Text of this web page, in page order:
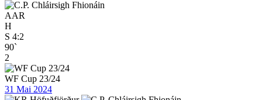
AAR
H
S 4:2
90`
2
WF Cup 23/24
31 Mai 2024